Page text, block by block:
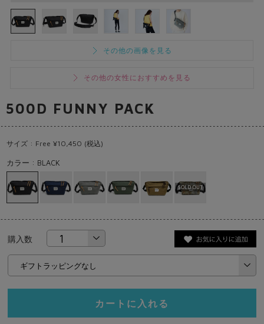
その他の画像を見る
その他の女性におすすめを見る
500D FUNNY PACK
サイズ : Free ¥10,450 (税込)
カラー : BLACK
購入数
カートに入れる